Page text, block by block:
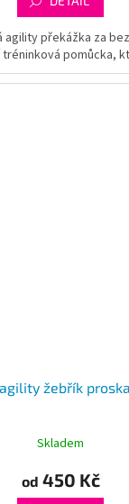
agility překážka za
tréninková pomůcka,
žebřík
Skladem
od 450 Kč